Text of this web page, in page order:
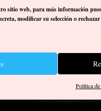
sitio web, para más información
modificar su selección o
Política